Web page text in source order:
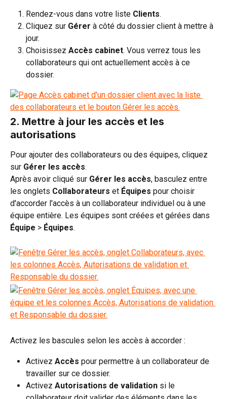
Rendez-vous dans votre liste Clients.
Cliquez sur Gérer à côté du dossier client à mettre à
jour.
Choisissez Accès cabinet. Vous verrez tous les
collaborateurs qui ont actuellement accès à ce
dossier.
2. Mettre à jour les accès et les
autorisations
Pour ajouter des collaborateurs ou des équipes, cliquez
sur Gérer les accès.
Après avoir cliqué sur Gérer les accès, basculez entre
les onglets Collaborateurs et Équipes pour choisir
d'accorder l'accès à un collaborateur individuel ou à une
équipe entière. Les équipes sont créées et gérées dans
Équipe > Équipes.
Activez les bascules selon les accès à accorder :
Activez Accès pour permettre à un collaborateur de
travailler sur ce dossier.
Activez Autorisations de validation si le